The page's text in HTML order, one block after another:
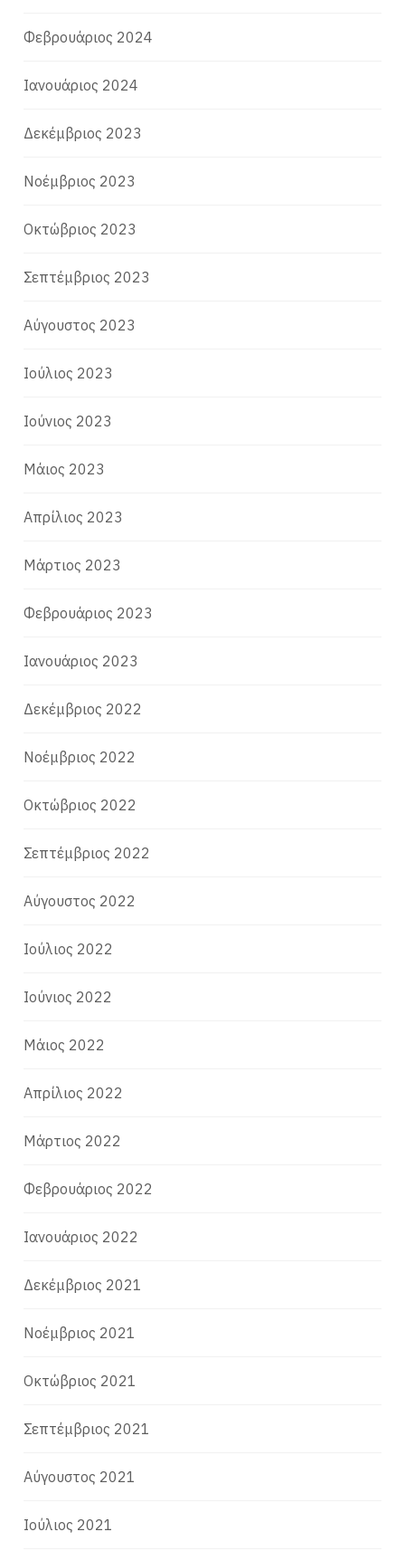
Φεβρουάριος 2024
Ιανουάριος 2024
Δεκέμβριος 2023
Νοέμβριος 2023
Οκτώβριος 2023
Σεπτέμβριος 2023
Αύγουστος 2023
Ιούλιος 2023
Ιούνιος 2023
Μάιος 2023
Απρίλιος 2023
Μάρτιος 2023
Φεβρουάριος 2023
Ιανουάριος 2023
Δεκέμβριος 2022
Νοέμβριος 2022
Οκτώβριος 2022
Σεπτέμβριος 2022
Αύγουστος 2022
Ιούλιος 2022
Ιούνιος 2022
Μάιος 2022
Απρίλιος 2022
Μάρτιος 2022
Φεβρουάριος 2022
Ιανουάριος 2022
Δεκέμβριος 2021
Νοέμβριος 2021
Οκτώβριος 2021
Σεπτέμβριος 2021
Αύγουστος 2021
Ιούλιος 2021